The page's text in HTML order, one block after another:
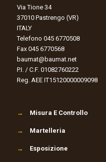
Via Tione 34
37010 Pastrengo (VR)
ITALY
Telefono 045 6770508
Fax 045 6770568
baumat@baumat.net
P.I. / C.F. 01082760222
Reg. AEE IT15120000009098
→ Misura E Controllo
→ Martelleria
→ Esposizione